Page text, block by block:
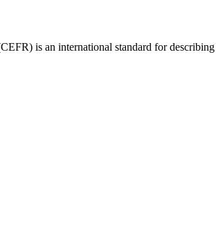
is an international standard for